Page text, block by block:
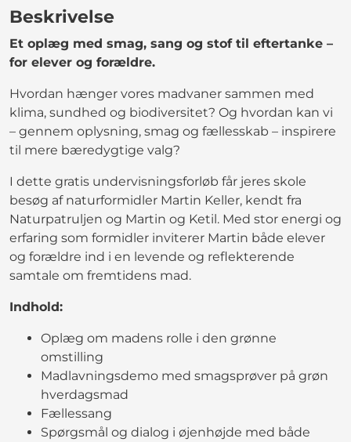
Beskrivelse
Et oplæg med smag, sang og stof til eftertanke –
for elever og forældre.
Hvordan hænger vores madvaner sammen med
klima, sundhed og biodiversitet? Og hvordan kan vi
– gennem oplysning, smag og fællesskab – inspirere
til mere bæredygtige valg?
I dette gratis undervisningsforløb får jeres skole
besøg af naturformidler Martin Keller, kendt fra
Naturpatruljen og Martin og Ketil. Med stor energi og
erfaring som formidler inviterer Martin både elever
og forældre ind i en levende og reflekterende
samtale om fremtidens mad.
Indhold:
Oplæg om madens rolle i den grønne
omstilling
Madlavningsdemo med smagsprøver på grøn
hverdagsmad
Fællessang
Spørgsmål og dialog i øjenhøjde med både